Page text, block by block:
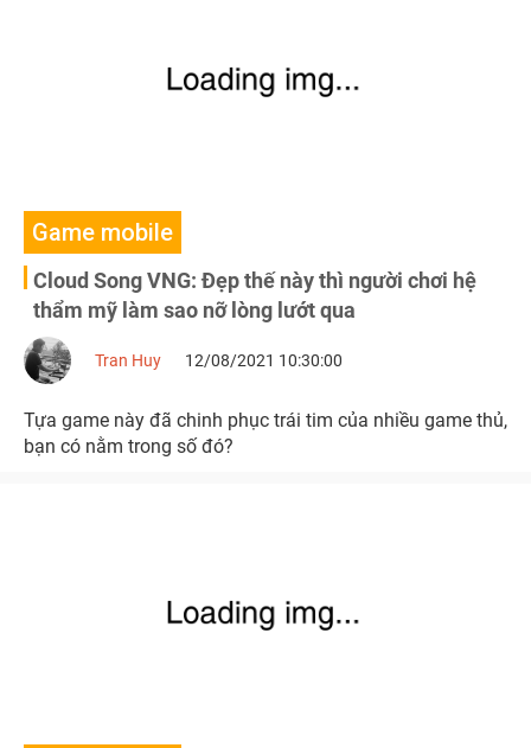
Game mobile
Cloud Song VNG: Đẹp thế này thì người chơi hệ
thẩm mỹ làm sao nỡ lòng lướt qua
Tran Huy 12/08/2021 10:30:00
Tựa game này đã chinh phục trái tim của nhiều game thủ,
bạn có nằm trong số đó?